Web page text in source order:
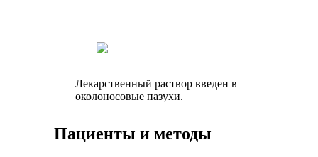
Лекарственный раствор введен в
околоносовые пазухи.
Пациенты и методы